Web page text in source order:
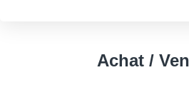
Achat /